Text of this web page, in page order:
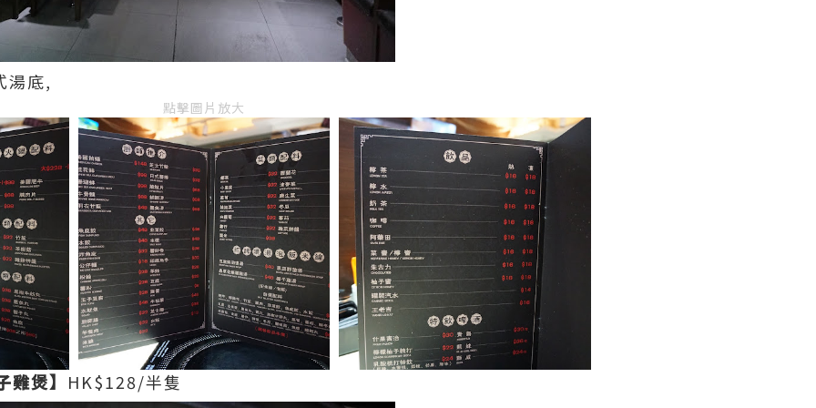
湯底,
點擊圖片放大
雞煲】 HK$128/半隻